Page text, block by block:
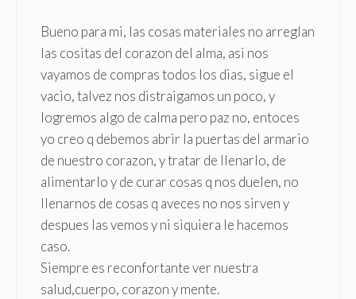
Bueno para mi, las cosas materiales no arreglan
las cositas del corazon del alma, asi nos
vayamos de compras todos los dias, sigue el
vacio, talvez nos distraigamos un poco, y
logremos algo de calma pero paz no, entoces
yo creo q debemos abrir la puertas del armario
de nuestro corazon, y tratar de llenarlo, de
alimentarlo y de curar cosas q nos duelen, no
llenarnos de cosas q aveces no nos sirven y
despues las vemos y ni siquiera le hacemos
caso.
Siempre es reconfortante ver nuestra
salud,cuerpo, corazon y mente.